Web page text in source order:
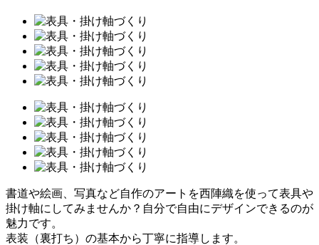
書道や絵画、写真など自作のアートを西陣織を使って表具や
掛け軸にしてみませんか？自分で自由にデザインできるのが
魅力です。
表装（裏打ち）の基本から丁寧に指導します。